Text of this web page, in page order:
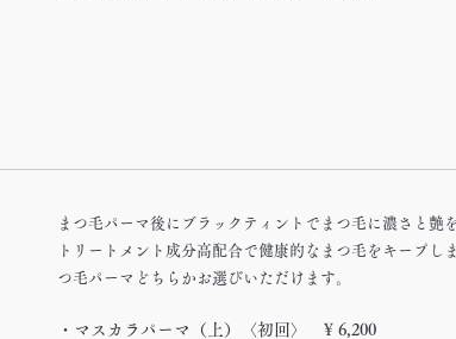
まつ毛パーマ後にブラックティントでまつ毛に濃さと艶
トリートメント成分高配合で健康的なまつ毛をキープし
つ毛パーマどちらかお選びいただけます。
・マスカラパーマ（上）〈初回〉 ¥ 6,200